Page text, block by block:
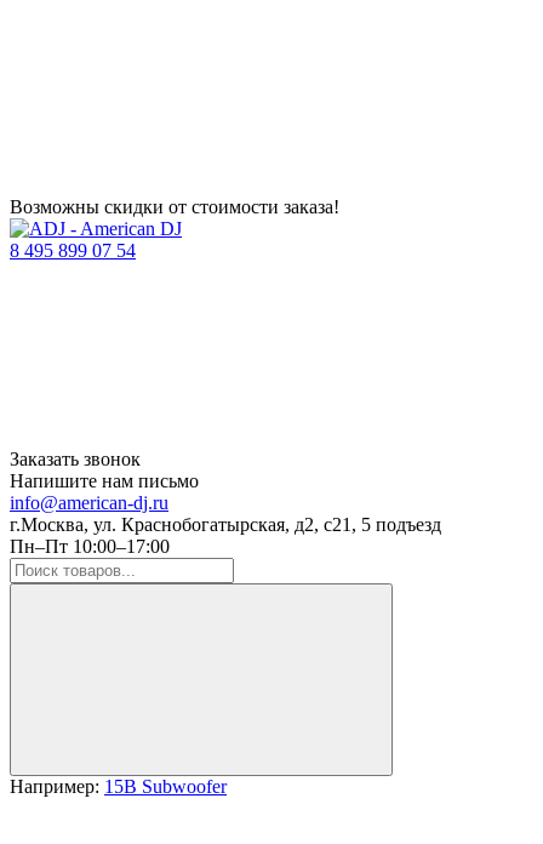
Возможны скидки от стоимости заказа!
8 495 899 07 54
Заказать звонок
Напишите нам письмо
info@american-dj.ru
г.Москва, ул. Краснобогатырская, д2, с21, 5 подъезд
Пн–Пт 10:00–17:00
Например: 15B Subwoofer